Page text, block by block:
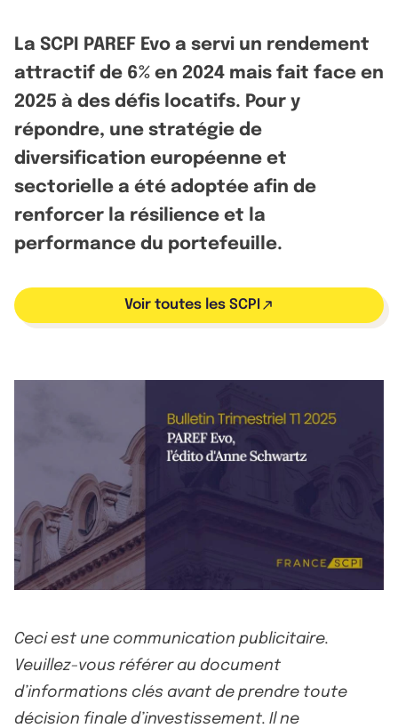
La SCPI PAREF Evo a servi un rendement
attractif de 6% en 2024 mais fait face en
2025 à des défis locatifs. Pour y
répondre, une stratégie de
diversification européenne et
sectorielle a été adoptée afin de
renforcer la résilience et la
performance du portefeuille.
Voir toutes les SCPI
Ceci est une communication publicitaire.
Veuillez-vous référer au document
d’informations clés avant de prendre toute
décision finale d’investissement. Il ne